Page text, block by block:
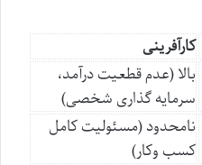
کارآفرینی
بالا (عدم قطعیت درآمد،
سرمایه گذاری شخصی)
نامحدود (مسئولیت کامل
کسب وکار)